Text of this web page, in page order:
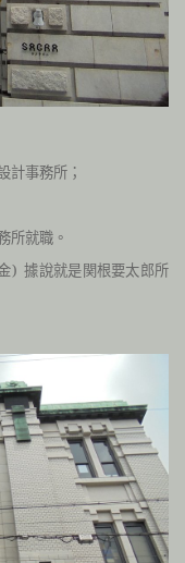
計事務所；
所就職。
) 據說就是関根要太郎所